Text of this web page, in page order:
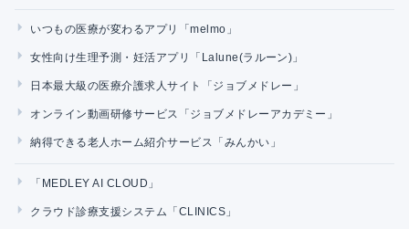
いつもの医療が変わるアプリ「melmo」
女性向け生理予測・妊活アプリ「Lalune(ラルーン)」
日本最大級の医療介護求人サイト「ジョブメドレー」
オンライン動画研修サービス「ジョブメドレーアカデミー」
納得できる老人ホーム紹介サービス「みんかい」
「MEDLEY AI CLOUD」
クラウド診療支援システム「CLINICS」